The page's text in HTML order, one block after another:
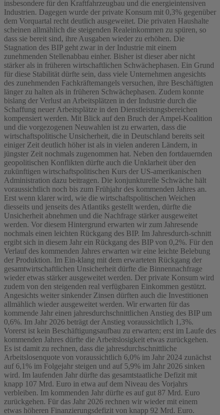
insbesondere für den Kraftfahrzeugbau und die energieintensiven
Industrien. Dagegen wurde der private Konsum mit 0,3% gegenüber
dem Vorquartal recht deutlich ausgeweitet. Die privaten Haushalte
scheinen allmählich die steigenden Realeinkommen zu spüren, so
dass sie bereit sind, ihre Ausgaben wieder zu erhöhen. Die
Stagnation des BIP geht zwar in der Industrie mit einem
zunehmenden Stellenabbau einher. Bisher ist dieser aber nicht
stärker als in früheren wirtschaftlichen Schwächephasen. Ein Grund
für diese Stabilität dürfte sein, dass viele Unternehmen angesichts
des zunehmenden Fachkräftemangels versuchen, ihre Beschäftigten
länger zu halten als in früheren Schwächephasen. Zudem konnte
bislang der Verlust an Arbeitsplätzen in der Industrie durch die
Schaffung neuer Arbeitsplätze in den Dienstleistungsbereichen
kompensiert werden. Mit Blick auf den Bruch der Ampel-Koalition
und die vorgezogenen Neuwahlen ist zu erwarten, dass die
wirtschaftspolitische Unsicherheit, die in Deutschland bereits seit
einiger Zeit deutlich höher ist als in vielen anderen Ländern, in
jüngster Zeit nochmals zugenommen hat. Neben den fortdauernden
geopolitischen Konflikten dürfte auch die Unklarheit über den
zukünftigen wirtschaftspolitischen Kurs der US-amerikanischen
Administration dazu beitragen. Die konjunkturelle Schwäche hält
voraussichtlich noch bis zum Frühjahr des kommenden Jahres an.
Erst wenn klarer wird, wie die wirtschaftspolitischen Weichen
diesseits und jenseits des Atlantiks gestellt werden, dürfte die
Unsicherheit abnehmen und die Nachfrage stärker ausgeweitet
werden. Vor diesem Hintergrund erwarten wir zum Jahresende
nochmals einen leichten Rückgang des BIP. Im Jahresdurch-schnitt
ergibt sich in diesem Jahr ein Rückgang des BIP von 0,2%. Für den
Verlauf des kommenden Jahres erwarten wir eine leichte Belebung
der Produktion. Im Ein-klang mit dem erwarteten Rückgang der
gesamtwirtschaftlichen Unsicherheit dürfte die Binnennachfrage
wieder etwas stärker ausgeweitet werden. Der private Konsum wird
zudem von den steigenden real verfügbaren Einkommen gestützt.
Angesichts weiter sinkender Zinsen dürften auch die Investitionen
allmählich wieder ausgeweitet werden. Wir erwarten für das
kommende Jahr einen jahresdurchschnittlichen Anstieg des BIP um
0,6%. Im Jahr 2026 beträgt der Anstieg voraussichtlich 1,3%.
Vorerst ist kein Beschäftigungsaufbau zu erwarten; erst im Laufe des
kommenden Jahres dürfte die Arbeitslosigkeit etwas zurückgehen.
Es ist damit zu rechnen, dass die jahresdurchschnittliche
Arbeitslosenquote von voraussichtlich 6,0% im Jahr 2024 zunächst
auf 6,1% im Folgejahr steigen und auf 5,9% im Jahr 2026 sinken
wird. Im laufenden Jahr dürfte das gesamtstaatliche Defizit mit
knapp 107 Mrd. Euro in etwa auf dem Niveau des Vorjahrs
verbleiben. Im kommenden Jahr dürfte es auf gut 87 Mrd. Euro
zurückgehen. Für das Jahr 2026 rechnen wir wieder mit einem
etwas höheren Finanzierungsdefizit von knapp 92 Mrd. Euro.